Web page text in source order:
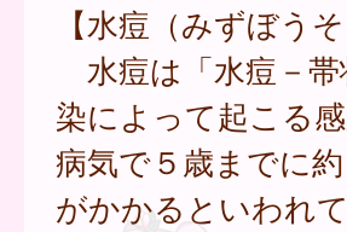
【水痘（みずぼう
水痘は「水痘－
染によって起こる
病気で５歳までに
がかかるといわれて